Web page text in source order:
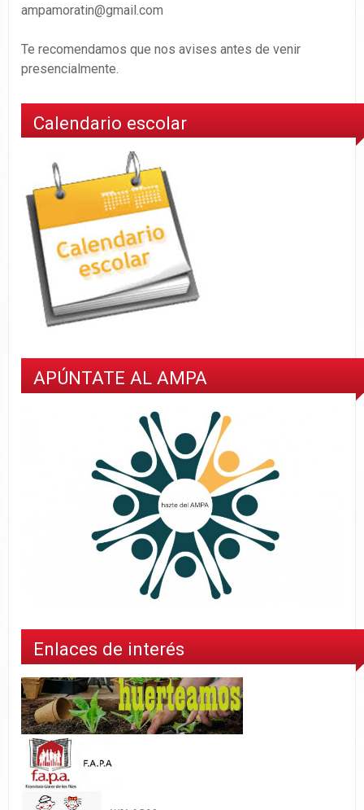
ampamoratin@gmail.com
Te recomendamos que nos avises antes de venir
presencialmente.
Calendario escolar
APÚNTATE AL AMPA
Enlaces de interés